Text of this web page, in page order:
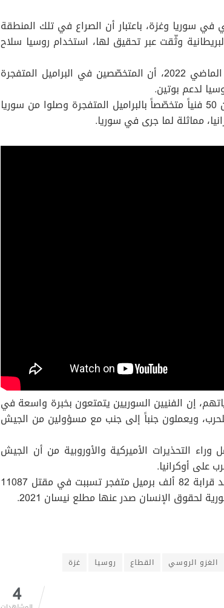
سوريا وغزة، باعتبار أن الصراع في تلك المنطقة
وثّقت عبر تحقيق لها، استخدام روسيا سلاح
وخلص التحقيق الذي نشرته الصحيفة في أيار من العام الماضي 2022، أن المتخصّصين في البراميل المتفجرة
لدعم بوتين.
ونقلت الصحيفة عن مسؤولين أوروبيين قولهم إن أكثر من 50 فنياً متخصّصاً بالبراميل المتفجرة وصلوا من سوريا
مماثلة لما جرى في سوريا.
إن الفنيين السوريين يتمتعون بخبرة واسعة في
ويعملون جنباً إلى جنب مع مسؤولين من الجيش
التحذيرات الأميركية والأوروبية من أن الجيش
على أوكرانيا.
ومنذ تموز 2012 حتى نيسان 2021 استخدمت سلطة الأسد قرابة 82 ألف برميل متفجر تسببت في مقتل 11087
.
الغزو الروسي القطاع روسيا غزة
4